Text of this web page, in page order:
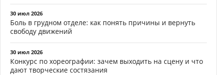
30 июл 2026
Боль в грудном отделе: как понять причины и вернуть
свободу движений
30 июл 2026
Конкурс по хореографии: зачем выходить на сцену и что
дают творческие состязания